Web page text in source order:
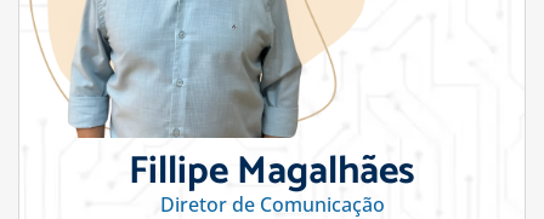
Fillipe Magalhães
Diretor de Comunicação